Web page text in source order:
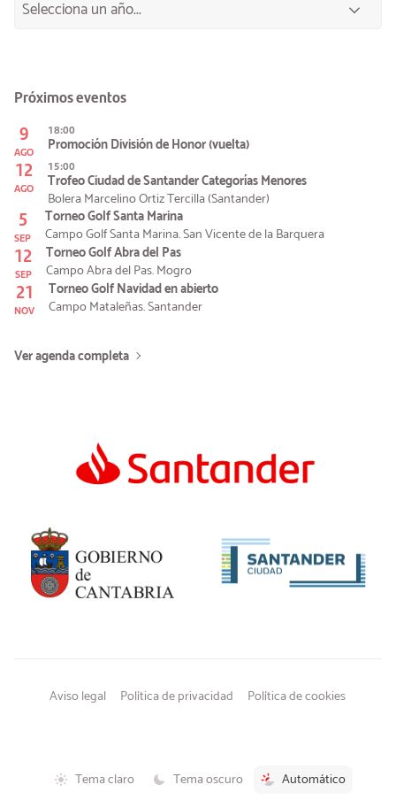
Próximos eventos
9
AGO
18:00
Promoción División de Honor (vuelta)
12
AGO
15:00
Trofeo Ciudad de Santander Categorías Menores
Bolera Marcelino Ortiz Tercilla (Santander)
5
SEP
Torneo Golf Santa Marina
Campo Golf Santa Marina. San Vicente de la Barquera
12
SEP
Torneo Golf Abra del Pas
Campo Abra del Pas. Mogro
21
NOV
Torneo Golf Navidad en abierto
Campo Mataleñas. Santander
Ver agenda completa
Aviso legal Política de privacidad Política de cookies
Tema claro Tema oscuro Automático